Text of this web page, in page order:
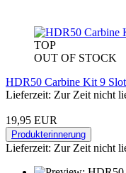
TOP
OUT OF STOCK
HDR50 Carbine Kit 9
Lieferzeit: Zur Zeit nicht
19,95 EUR
Produkterinnerung
Lieferzeit: Zur Zeit nicht